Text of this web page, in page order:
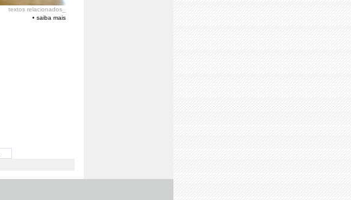
textos relacionados_
• saiba mais